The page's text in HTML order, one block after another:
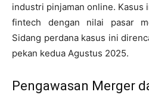
industri pinjaman online. Kasus
fintech dengan nilai pasar
Sidang perdana kasus ini
pekan kedua Agustus 2025.
Pengawasan Merger